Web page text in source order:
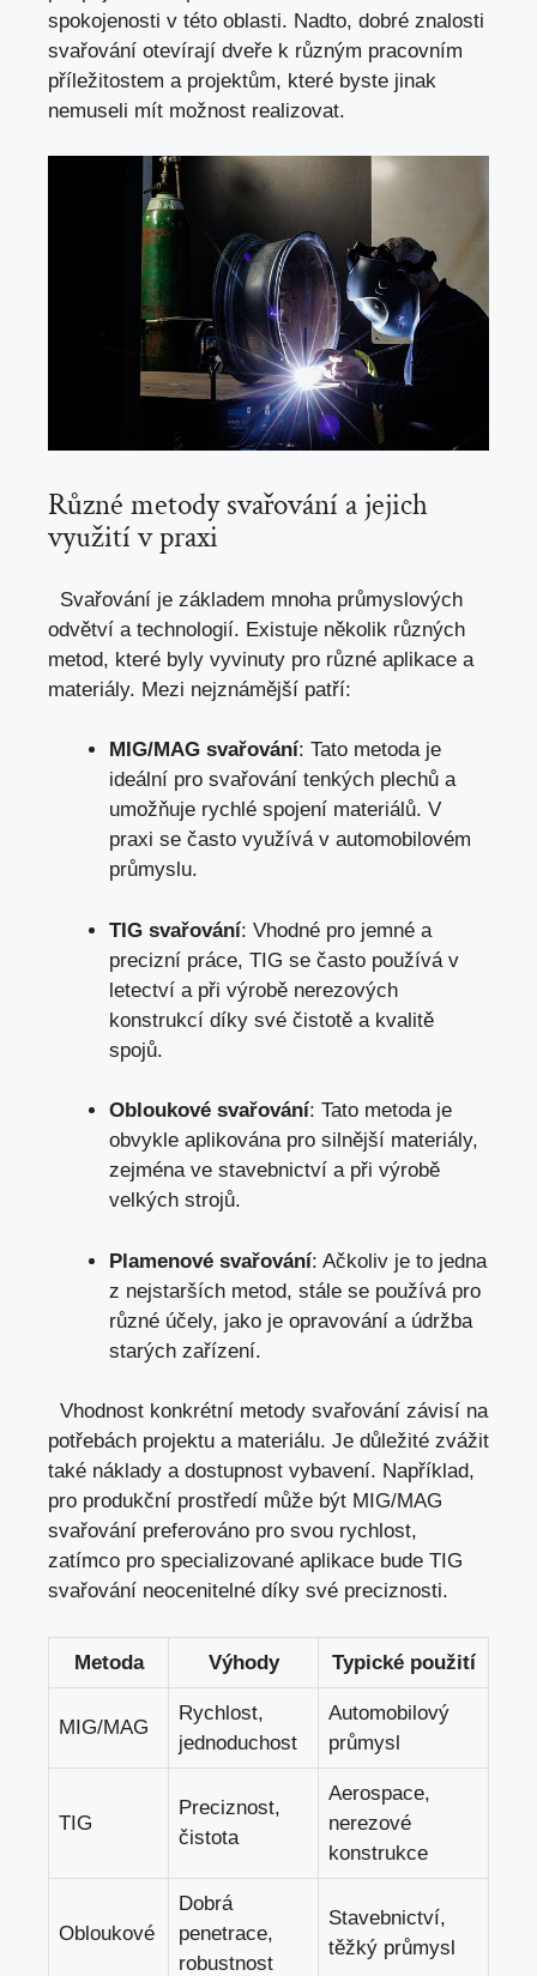
spokojenosti‌ v​ této oblasti. ​Nadto, dobré⁣ znalosti
svařování ​otevírají dveře ⁢k různým pracovním⁣
příležitostem ‌a projektům, které byste jinak⁢
nemuseli mít možnost realizovat.
Různé ⁣metody svařování ‌a jejich
využití v praxi
‍⁣ ⁤ Svařování ⁤je základem mnoha průmyslových
odvětví​ a technologií. Existuje několik různých
metod,‍ které byly vyvinuty pro různé ‍aplikace a
materiály. Mezi nejznámější ‌patří:
MIG/MAG ​svařování: Tato ⁢metoda je
ideální⁢ pro​ svařování tenkých plechů a
umožňuje rychlé ⁤spojení‍ materiálů. V⁤
praxi se⁣ často⁤ využívá v automobilovém
průmyslu.
TIG svařování:​ Vhodné pro​ jemné a
precizní práce, TIG se často používá v
letectví a při výrobě nerezových
konstrukcí díky své čistotě a kvalitě
spojů.
Obloukové svařování: Tato metoda je
obvykle aplikována pro silnější materiály,
zejména ve stavebnictví ​a ⁤při výrobě
velkých strojů.
Plamenové ​svařování: Ačkoliv je to ‌jedna
z nejstarších metod, stále se používá pro‌
různé⁣ účely, jako je⁤ opravování ⁢a ‌údržba
starých zařízení.
​ ⁣ Vhodnost konkrétní⁣ metody svařování závisí na
⁣potřebách‌ projektu a materiálu. Je důležité zvážit
také​ náklady a ​dostupnost vybavení.⁢ Například,
pro produkční prostředí může⁤ být MIG/MAG
svařování preferováno pro svou rychlost,
zatímco ​pro specializované aplikace ⁢bude TIG
‍svařování neocenitelné díky své preciznosti.
Metoda Výhody Typické⁢ použití
MIG/MAG
Rychlost,
jednoduchost
Automobilový
‍průmysl
TIG
Preciznost,
čistota
Aerospace,
nerezové
konstrukce
Obloukové
Dobrá
penetrace,
robustnost
Stavebnictví,
těžký průmysl